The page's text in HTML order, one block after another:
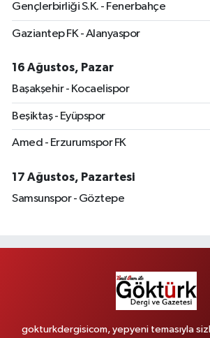
Gençlerbirliği S.K. - Fenerbahçe
Gaziantep FK - Alanyaspor
16 Ağustos, Pazar
Başakşehir - Kocaelispor
Beşiktaş - Eyüpspor
Amed - Erzurumspor FK
17 Ağustos, Pazartesi
Samsunspor - Göztepe
gokturkdergisicom, yepyeni temasıyla